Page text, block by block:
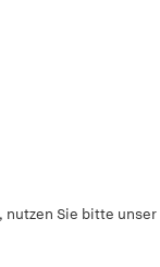
nutzen Sie bitte unser